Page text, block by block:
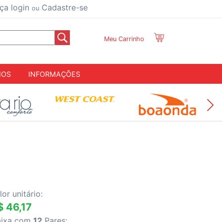
login ou Cadastre-se
Meu Carrinho
INFORMAÇÕES
unitário:
46,17